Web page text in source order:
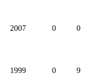
2007 0 0
1999 0 9